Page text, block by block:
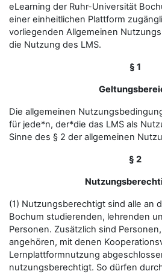
eLearning der Ruhr-Universität
einer einheitlichen Plattform
vorliegenden Allgemeinen
die Nutzung des LMS.
§ 1
Die allgemeinen
für jede*n, der*die das LMS als
Sinne des § 2 der allgemeinen
§ 2
(1) Nutzungsberechtigt sind alle an
Bochum studierenden, lehrenden
Personen. Zusätzlich sind
angehören, mit denen
Lernplattformnutzung
nutzungsberechtigt. So dürfen